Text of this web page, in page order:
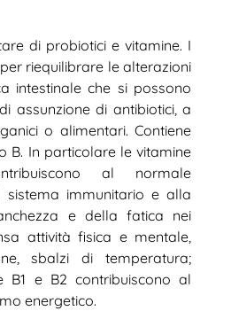
di probiotici e vitamine. I
riequilibrare le alterazioni
intestinale che si possono
assunzione di antibiotici, a
o alimentari. Contiene
B. In particolare le vitamine
al normale
sistema immunitario e alla
e della fatica nei
attività fisica e mentale,
sbalzi di temperatura;
B1 e B2 contribuiscono al
energetico.